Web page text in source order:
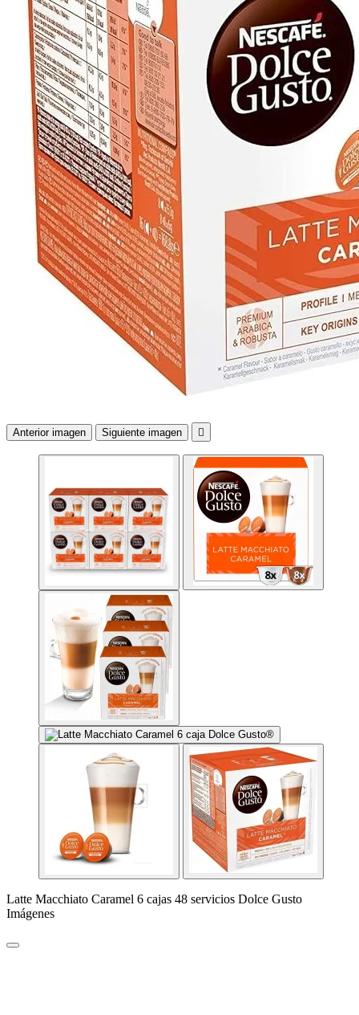
Anterior imagen Siguiente imagen 
Latte Macchiato Caramel 6 cajas 48 servicios Dolce Gusto
Imágenes